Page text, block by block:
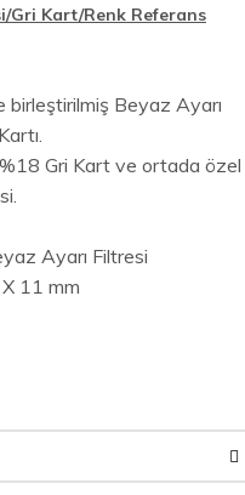
Gri Kart/Renk Referans
Beyaz Ayarı
Gri Kart ve ortada özel
Ayarı Filtresi
11 mm